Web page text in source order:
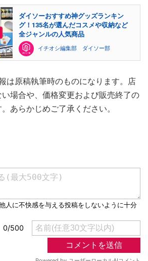
ダイソーおすすめ神グッズランキン
グ！135名が選んだコスメや収納など
全ジャンルの人気商品
イチオシ編集部 ダイソー部
は原稿執筆時のものになります。店
場合や、価格変更および販売終了の
あらかじめご了承ください。